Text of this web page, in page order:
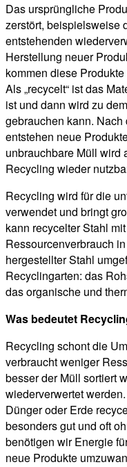
Das ursprüngliche
zerstört, beispielsweise
entstehenden
Herstellung neuer
kommen diese
Als „recycelt“ ist das
ist und dann wird zu
gebrauchen kann.
entstehen neue
unbrauchbare Müll wird
Recycling wieder
Recycling wird für die
verwendet und bringt
kann recycelter Stahl
Ressourcenverbrauch
hergestellter Stahl
Recyclingarten: das
das organische und
Was bedeutet
Recycling schont die
verbraucht weniger
besser der Müll sortiert
wiederverwertet
Dünger oder Erde
besonders gut und oft
benötigen wir Energie
neue Produkte